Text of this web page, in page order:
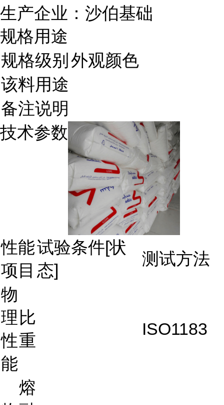
生产企业：沙伯基础
规格用途
规格级别 外观颜色
该料用途
备注说明
技术参数
性能
项目
试验条件[状
态]
测试方法
物
理
性
能
比
重
ISO1183
熔